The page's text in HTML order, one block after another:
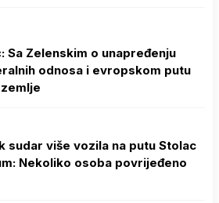
Sa Zelenskim o unapređenju
odnosa i evropskom putu
sudar više vozila na putu Stolac
Nekoliko osoba povrijeđeno